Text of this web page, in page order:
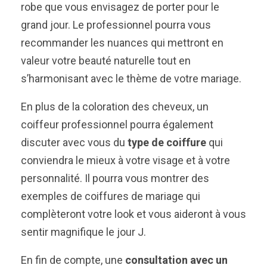
robe que vous envisagez de porter pour le
grand jour. Le professionnel pourra vous
recommander les nuances qui mettront en
valeur votre beauté naturelle tout en
s’harmonisant avec le thème de votre mariage.
En plus de la coloration des cheveux, un
coiffeur professionnel pourra également
discuter avec vous du type de coiffure qui
conviendra le mieux à votre visage et à votre
personnalité. Il pourra vous montrer des
exemples de coiffures de mariage qui
complèteront votre look et vous aideront à vous
sentir magnifique le jour J.
En fin de compte, une consultation avec un